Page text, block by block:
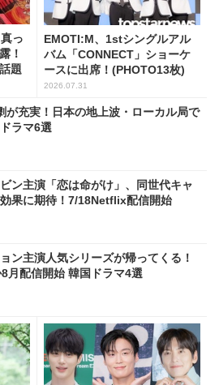
っ
！
題
EMOTI:M、1stシングルアル
バム「CONNECT」ショーケ
ースに出席！(PHOTO13枚)
2026.07.31
が充実！日本の地上波・ローカル局で
ラマ6選
ン主演「恋は命がけ」、同世代キャ
果に期待！7/18Netflix配信開始
ン主演人気シリーズが帰ってくる！
月配信開始 韓国ドラマ4選